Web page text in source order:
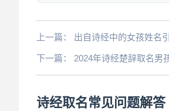
上一篇： 出自诗经中的女孩姓名
下一篇： 2024年诗经楚辞取名男
诗经取名常见问题解答